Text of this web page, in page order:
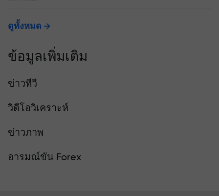
ดูทั้งหมด
ข้อมูลเพิ่มเติม
ข่าวทีวี
วิดีโอวิเคราะห์
ข่าวภาพ
อารมณ์ขัน Forex